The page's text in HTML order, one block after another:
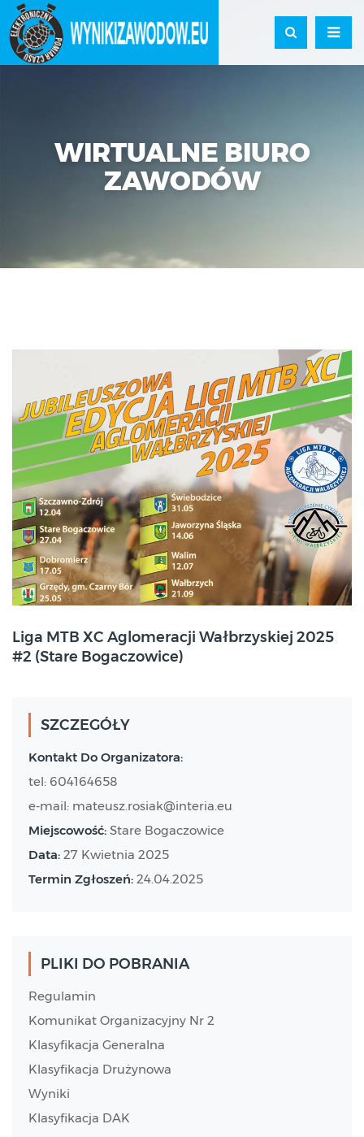
WIRTUALNE BIURO
ZAWODÓW
Stare Bogaczowice
Liga MTB XC Aglomeracji Wałbrzyskiej 2025
#2 (Stare Bogaczowice)
SZCZEGÓŁY
Kontakt Do Organizatora:
tel: 604164658
e-mail: mateusz.rosiak@interia.eu
Miejscowość: Stare Bogaczowice
Data: 27 Kwietnia 2025
Termin Zgłoszeń: 24.04.2025
PLIKI DO POBRANIA
Regulamin
Komunikat Organizacyjny Nr 2
Klasyfikacja Generalna
Klasyfikacja Drużynowa
Wyniki
Klasyfikacja DAK